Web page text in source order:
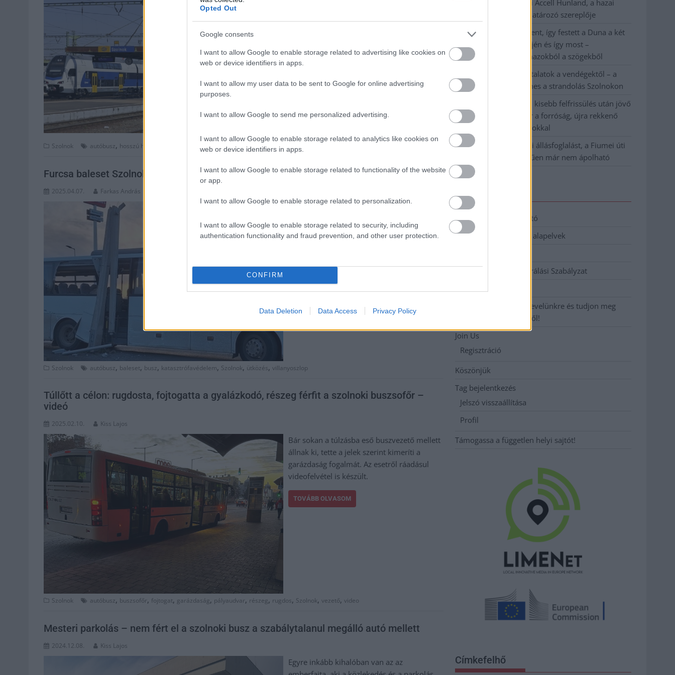
Opted Out
Google consents
I want to allow Google to enable storage related to advertising like cookies on
web or device identifiers in apps.
I want to allow my user data to be sent to Google for online advertising
purposes.
I want to allow Google to send me personalized advertising.
I want to allow Google to enable storage related to analytics like cookies on
web or device identifiers in apps.
I want to allow Google to enable storage related to functionality of the website
or app.
I want to allow Google to enable storage related to personalization.
I want to allow Google to enable storage related to security, including
authentication functionality and fraud prevention, and other user protection.
CONFIRM
Data Deletion Data Access Privacy Policy
utazóközönséget. Az utasokat arra kérték,
lehetőség szerint elővételben váltsák meg
előrejelzését és az extra kapacitások
Szolnok autóbusz, hosszú hétvége máv menetrend , utazás vonat
Furcsa baleset Szolnokon, autóbusz ütközött villanyoszlopnak
2025.04.07. Farkas András
Vasárnap reggel egy menetrenden kívüli,
egy villanyoszlopnak Szolnokon, a Thököly
Katasztrófavédelmi Igazgatóság.
TOVÁBB OLVASOM
Szolnok autóbusz, baleset, busz, katasztrófavédelem, Szolnok, ütközés, villanyoszlop
Túllőtt a célon: rugdosta, fojtogatta a gyalázkodó, részeg férfit a szolnoki buszsofőr –
videó
2025.02.10. Kiss Lajos
Bár sokan a túlzásba eső buszvezető mellett
állnak ki, tette a jelek szerint kimeríti a
garázdaság fogalmát. Az esetről ráadásul
videofelvétel is készült.
TOVÁBB OLVASOM
Szolnok autóbusz, buszsofőr, fojtogat, garázdaság, pályaudvar, részeg, rugdos, Szolnok, vezető, video
Mesteri parkolás – nem fért el a szolnoki busz a szabálytalanul megálló autó mellett
2024.12.08. Kiss Lajos
Egyre inkább kihalóban van az az
Csődbe ment a tószegi Accell Hunland, a hazai
kerékpárgyártás meghatározó szereplője
Egyszer fent, egyszer lent, így festett a Duna a két
évvel ezelőtti árvíz idején és így most –
fotógyűjtemény ugyanazokból a szögekből
Ilyenek eddig a tapasztalatok a vendégektől – a
hőhullám miatt ingyenes a strandolás Szolnokon
Nem biztató: a hétvégi kisebb felfrissülés után jövő
héten megint visszatér a forróság, újra rekkenő
hőség jön, akár 38 fokokkal
Közzétették a szakértői állásfoglalást, a Fiumei úti
fák többsége szakszerűen már nem ápolható
Adatkezelési tájékoztató
Etikai és függetlenségi alapelvek
Hozzászólási és Moderálási Szabályzat
Iratkozzon fel heti hírlevelünkre és tudjon meg
még többet megyénkről!
Join Us
Regisztráció
Köszönjük
Tag bejelentkezés
Jelszó visszaállítása
Profil
Támogassa a független helyi sajtót!
Címkefelhő